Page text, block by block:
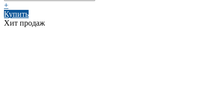
+
Купить
Хит продаж